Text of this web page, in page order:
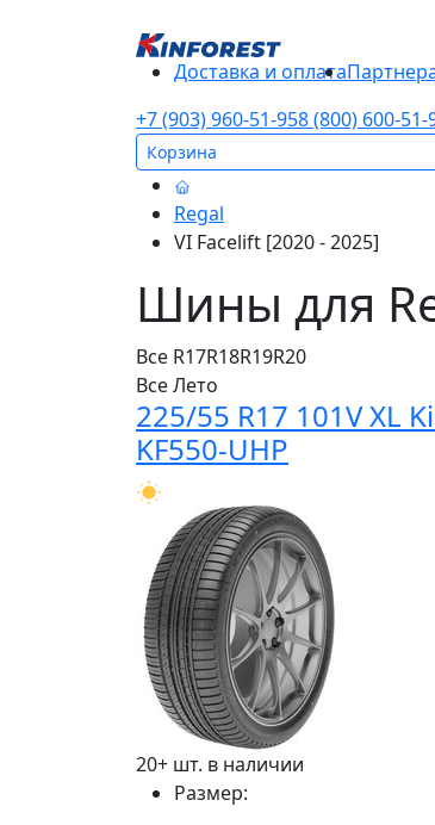
Доставка и оплата
+7 (903) 960-51-958 (800) 600-51-
Корзина
Regal
VI Facelift [2020 - 2025]
Шины для
Все R17R18R19R20
ВсеЛето
225/55 R17 101V XL
KF550-UHP
20+ шт. в наличии
Размер: